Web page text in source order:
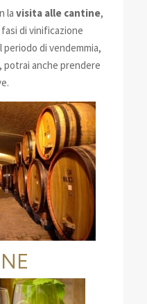
la visita alle cantine,
di vinificazione
di vendemmia,
anche prendere